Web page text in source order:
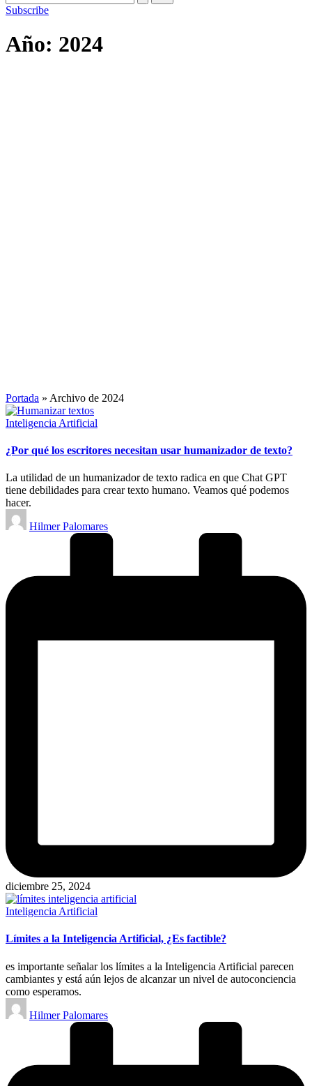
Subscribe
Año: 2024
Portada » Archivo de 2024
Publicado
Inteligencia Artificial
¿Por qué los escritores necesitan usar humanizador de texto?
La utilidad de un humanizador de texto radica en que Chat GPT
tiene debilidades para crear texto humano. Veamos qué podemos
hacer.
Publicado
por
Hilmer Palomares
diciembre 25, 2024
Publicado
Inteligencia Artificial
Límites a la Inteligencia Artificial, ¿Es factible?
es importante señalar los límites a la Inteligencia Artificial parecen
cambiantes y está aún lejos de alcanzar un nivel de autoconciencia
como esperamos.
Publicado
por
Hilmer Palomares